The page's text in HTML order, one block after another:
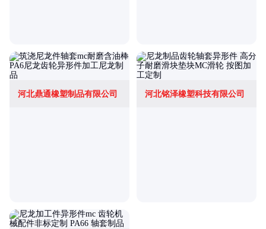
河北鼎通橡塑制品有限公司 河北铭泽橡塑科技有限公司